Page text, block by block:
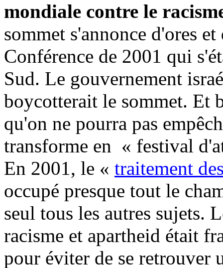
mondiale contre le
sommet s'annonce d'ores
Conférence de 2001 qui
Sud. Le gouvernement
boycotterait le sommet. Et
qu'on ne pourra pas
transforme en « festival
En 2001, le « traitement
occupé presque tout le
seul tous les autres sujets.
racisme et apartheid était
pour éviter de se retrouver